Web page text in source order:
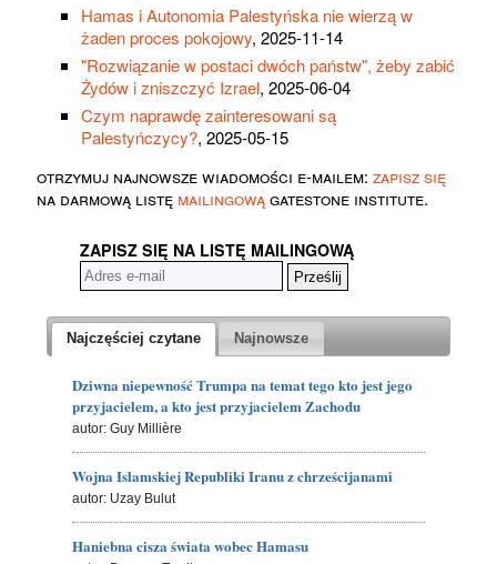
Hamas i Autonomia Palestyńska nie wierzą w
żaden proces pokojowy, 2025-11-14
"Rozwiązanie w postaci dwóch państw", żeby zabić
Żydów i zniszczyć Izrael, 2025-06-04
Czym naprawdę zainteresowani są
Palestyńczycy?, 2025-05-15
otrzymuj najnowsze wiadomości e-mailem: zapisz się
na darmową listę mailingowągatestone institute.
ZAPISZ SIĘ NA LISTĘ MAILINGOWĄ
Najczęściej czytane Najnowsze
Dziwna niepewność Trumpa na temat tego kto jest jego
przyjacielem, a kto jest przyjacielem Zachodu
autor: Guy Millière
Wojna Islamskiej Republiki Iranu z chrześcijanami
autor: Uzay Bulut
Haniebna cisza świata wobec Hamasu